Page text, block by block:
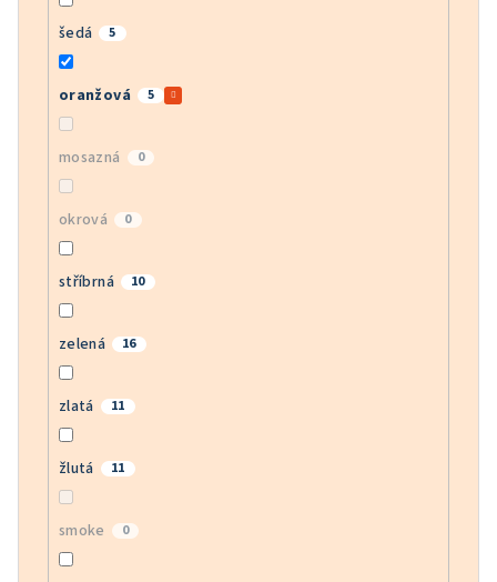
šedá 5
oranžová 5
mosazná 0
okrová 0
stříbrná 10
zelená 16
zlatá 11
žlutá 11
smoke 0